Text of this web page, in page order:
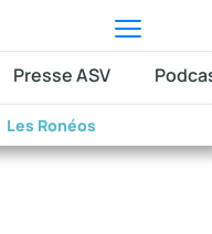
Les Ronéos
Presse ASV